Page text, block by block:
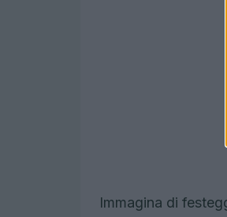
Immagina di